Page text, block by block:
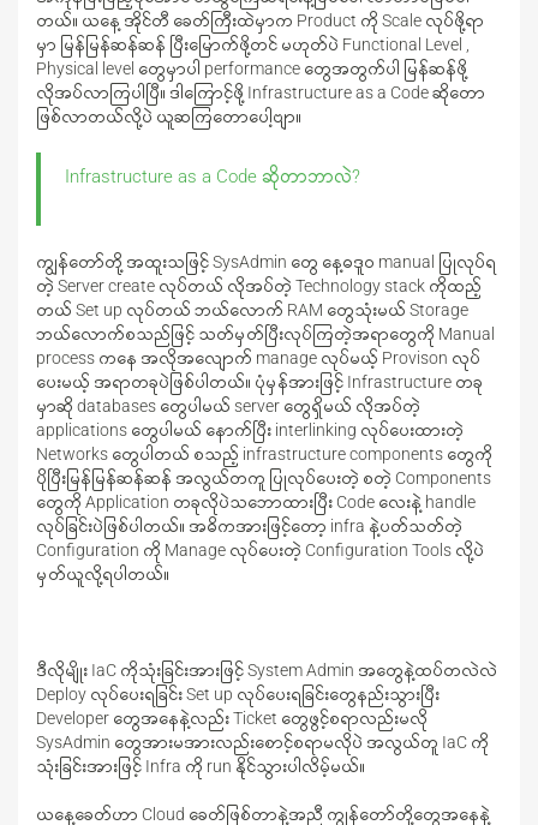
တယ်။ ယနေ့ အိုင်တီ ခေတ်ကြီးထဲမှာက Product ကို Scale လုပ်ဖို့ရာ
မှာ မြန်မြန်ဆန်ဆန် ပြီးမြောက်ဖို့တင် မဟုတ်ပဲ Functional Level ,
Physical level တွေမှာပါ performance တွေအတွက်ပါ မြန်ဆန်ဖို့
လိုအပ်လာကြပါပြီ။ ဒါကြောင့်ဖို့ Infrastructure as a Code ဆိုတော
ဖြစ်လာတယ်လို့ပဲ ယူဆကြတောပေါ့ဗျာ။
Infrastructure as a Code ဆိုတာဘာလဲ?
ကျွန်တော်တို့ အထူးသဖြင့် SysAdmin တွေ နေ့ဓဒူဝ manual ပြုလုပ်ရ
တဲ့ Server create လုပ်တယ် လိုအပ်တဲ့ Technology stack ကိုထည့်
တယ် Set up လုပ်တယ် ဘယ်လောက် RAM တွေသုံးမယ် Storage
ဘယ်လောက်စသည်ဖြင့် သတ်မှတ်ပြီးလုပ်ကြတဲ့အရာတွေကို Manual
process ကနေ အလိုအလျောက် manage လုပ်မယ့် Provison လုပ်
ပေးမယ့် အရာတခုပဲဖြစ်ပါတယ်။ ပုံမှန်အားဖြင့် Infrastructure တခု
မှာဆို databases တွေပါမယ် server တွေရှိမယ် လိုအပ်တဲ့
applications တွေပါမယ် နောက်ပြီး interlinking လုပ်ပေးထားတဲ့
Networks တွေပါတယ် စသည့် infrastructure components တွေကို
ပိုပြီးမြန်မြန်ဆန်ဆန် အလွယ်တကူ ပြုလုပ်ပေးတဲ့ စတဲ့ Components
တွေကို Application တခုလိုပဲသဘောထားပြီး Code လေးနဲ့ handle
လုပ်ခြင်းပဲဖြစ်ပါတယ်။ အဓိကအားဖြင့်တော့ infra နဲ့ပတ်သတ်တဲ့
Configuration ကို Manage လုပ်ပေးတဲ့ Configuration Tools လို့ပဲ
မှတ်ယူလို့ရပါတယ်။
ဒီလိုမျိုး IaC ကိုသုံးခြင်းအားဖြင့် System Admin အတွေနဲ့ထပ်တလဲလဲ
Deploy လုပ်ပေးရခြင်း Set up လုပ်ပေးရခြင်းတွေနည်းသွားပြီး
Developer တွေအနေနဲ့လည်း Ticket တွေဖွင့်စရာလည်းမလို
SysAdmin တွေအားမအားလည်းစောင့်စရာမလိုပဲ အလွယ်တူ IaC ကို
သုံးခြင်းအားဖြင့် Infra ကို run နိုင်သွားပါလိမ့်မယ်။
ယနေ့ခေတ်ဟာ Cloud ခေတ်ဖြစ်တာနဲ့အညီ ကျွန်တော်တို့တွေအနေနဲ့